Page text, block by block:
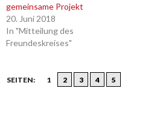
gemeinsame Projekt
20. Juni 2018
In "Mitteilung des
Freundeskreises"
SEITEN: 1 2 3 4 5